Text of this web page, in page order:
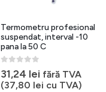
Termometru profesional
suspendat, interval -10
pana la 50 C
0out of 5
31,24 lei fără TVA
(37,80 lei cu TVA)